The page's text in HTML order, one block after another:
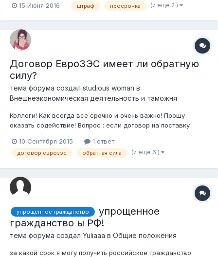
15 Июня 2016 штраф просрочка (и еще 2 )
Договор ЕвроЗЭС имеет ли обратную
силу?
тема форума создал studious woman в
Внешнеэкономическая деятельность и таможня
Коллеги! Как всегда все срочно и очень важно! Прошу
оказать содействие! Вопрос : если договор на поставку
2015 году, применяется и распространяет ли свое действие
на данные правоотношения договор о Евразийском
10 Сентября 2015 1 ответ
договор еврозэс обратная сила (и еще 6 )
упрощенное гражданство
упрощенное
гражданство ы РФ!
тема форума создал Yuliaaa в Общие положения
за какой срок я могу получить российское гражданство